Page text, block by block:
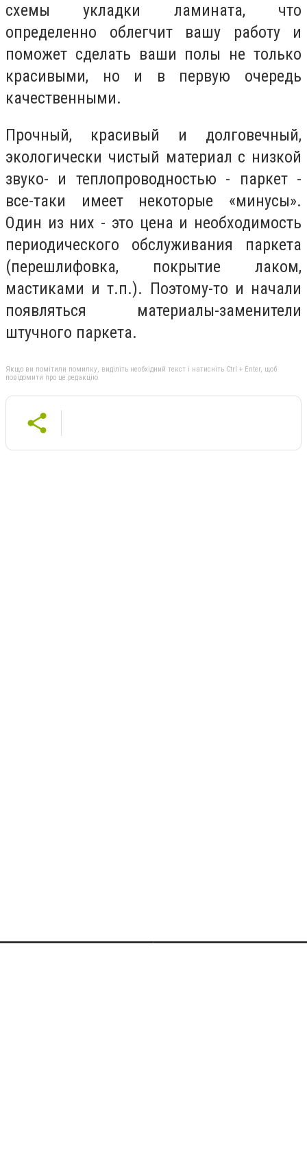
схемы укладки ламината, что
определенно облегчит вашу работу и
поможет сделать ваши полы не только
красивыми, но и в первую очередь
качественными.
Прочный, красивый и долговечный,
экологически чистый материал с низкой
звуко- и теплопроводностью - паркет -
все-таки имеет некоторые «минусы».
Один из них - это цена и необходимость
периодического обслуживания паркета
(перешлифовка, покрытие лаком,
мастиками и т.п.). Поэтому-то и начали
появляться материалы-заменители
штучного паркета.
Якщо ви помітили помилку, виділіть необхідний текст і натисніть Ctrl + Enter, щоб
повідомити про це редакцію